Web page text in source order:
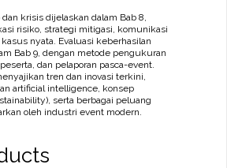
krisis dijelaskan dalam Bab 8,
risiko, strategi mitigasi, komunikasi
nyata. Evaluasi keberhasilan
Bab 9, dengan metode pengukuran
dan pelaporan pasca-event.
tren dan inovasi terkini,
artificial intelligence, konsep
serta berbagai peluang
oleh industri event modern.